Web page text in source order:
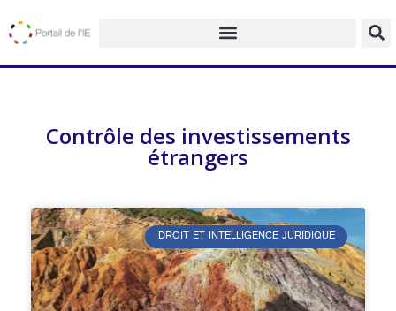
Contrôle des investissements
étrangers
DROIT ET INTELLIGENCE JURIDIQUE